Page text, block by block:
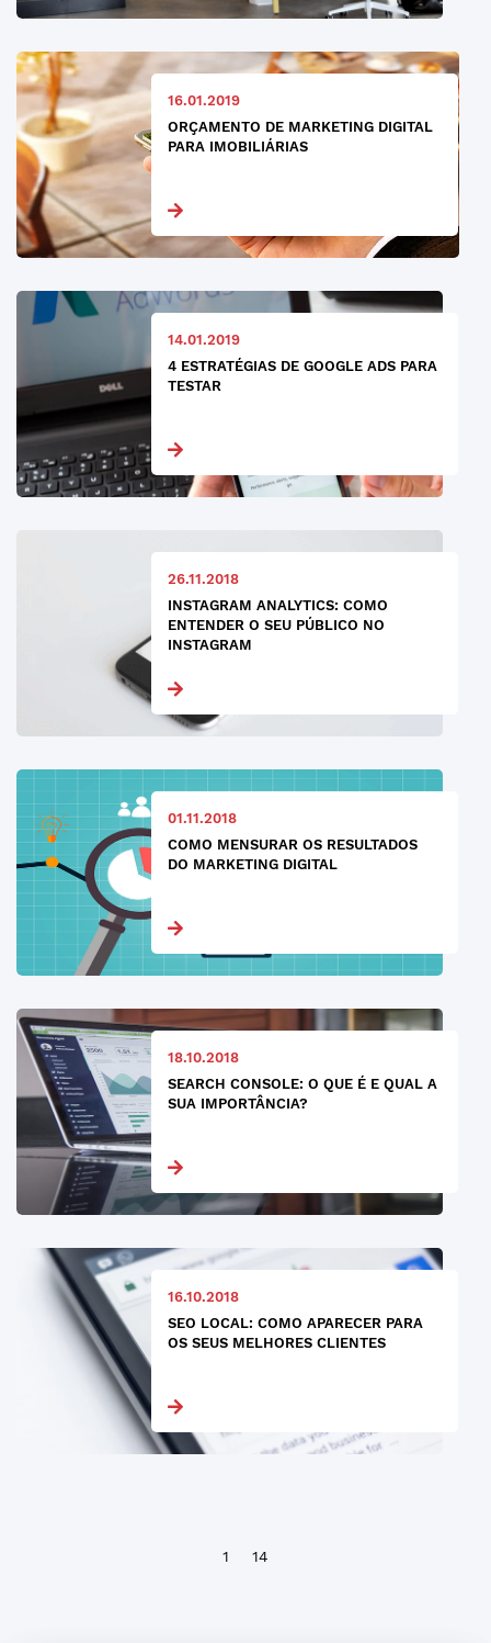
16.01.2019
ORÇAMENTO DE MARKETING DIGITAL
PARA IMOBILIÁRIAS
14.01.2019
4 ESTRATÉGIAS DE GOOGLE ADS PARA
TESTAR
26.11.2018
INSTAGRAM ANALYTICS: COMO
ENTENDER O SEU PÚBLICO NO
INSTAGRAM
01.11.2018
COMO MENSURAR OS RESULTADOS
DO MARKETING DIGITAL
18.10.2018
SEARCH CONSOLE: O QUE É E QUAL A
SUA IMPORTÂNCIA?
16.10.2018
SEO LOCAL: COMO APARECER PARA
OS SEUS MELHORES CLIENTES
1 14